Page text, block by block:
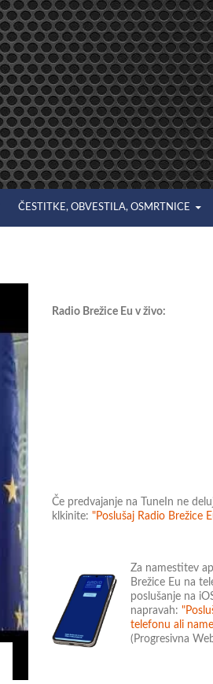
ČESTITKE, OBVESTILA, OSMRTNICE
Radio Brežice Eu v živo:
Če predvajanje na TuneIn ne
klkinite: "Poslušaj Radio Brežice
Za namestitev
Brežice Eu na
poslušanje na
napravah:
telefonu ali
(Progresivna